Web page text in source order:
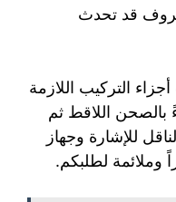
قد تحدث
التركيب اللازمة
بالصحن اللاقط ثم
للإشارة وجهاز
وملائمة لطلبكم.